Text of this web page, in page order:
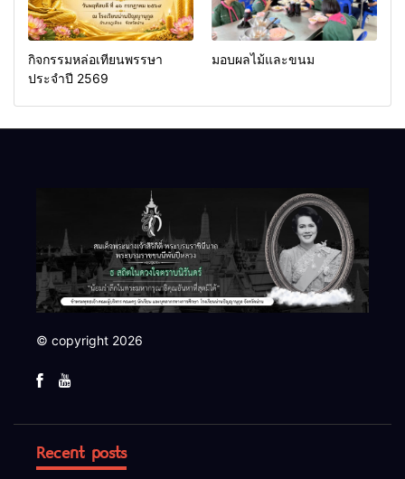
กิจกรรมหล่อเทียนพรรษา
ประจำปี 2569
มอบผลไม้และขนม
© copyright 2026
Recent posts